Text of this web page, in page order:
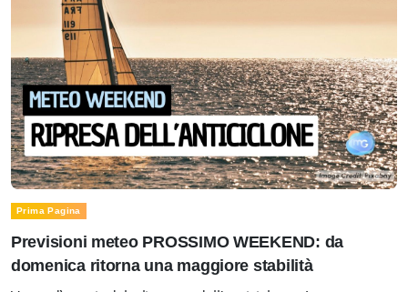
Prima Pagina
Previsioni meteo PROSSIMO WEEKEND: da
domenica ritorna una maggiore stabilità